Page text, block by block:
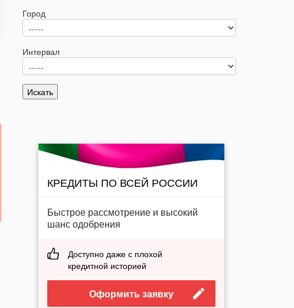
Город
Интервал
КРЕДИТЫ ПО ВСЕЙ РОССИИ
Быстрое рассмотрение и высокий
шанс одобрения
Доступно даже с плохой
кредитной историей
Оформить заявку